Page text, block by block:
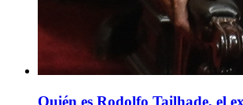
Quién es Rodolfo Tailhade, el